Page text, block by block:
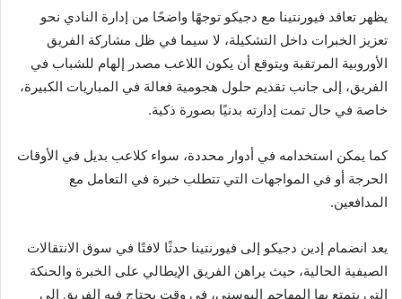
يظهر تعاقد فيورنتينا مع دجيكو توجهًا واضحًا من إدارة النادي نحو
تعزيز الخبرات داخل التشكيلة، لا سيما في ظل مشاركة الفريق
الأوروبية المرتقبة ويتوقع أن يكون اللاعب مصدر إلهام للشباب في
الفريق، إلى جانب تقديم حلول هجومية فعالة في المباريات الكبيرة،
خاصة في حال تمت إدارته بدنيًا بصورة ذكية.
كما يمكن استخدامه في أدوار محددة، سواء كلاعب بديل في الأوقات
الحرجة أو في المواجهات التي تتطلب خبرة في التعامل مع
المدافعين.
يعد انضمام إدين دجيكو إلى فيورنتينا حدثًا لافتًا في سوق الانتقالات
الصيفية الحالية، حيث يراهن الفريق الإيطالي على الخبرة والحنكة
التي يتمتع بها المهاجم البوسني، في وقت يحتاج فيه الفريق إلى